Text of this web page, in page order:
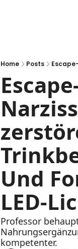
Home Posts
Und
LED-
Professor
kompetenter.